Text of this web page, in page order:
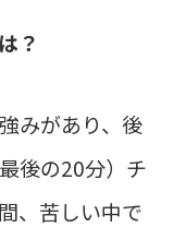
？
みがあり、後
後の20分）チ
、苦しい中で